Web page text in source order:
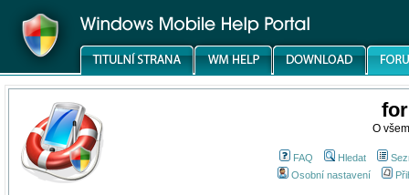
O
FAQ Hledat
Osobní nastavení